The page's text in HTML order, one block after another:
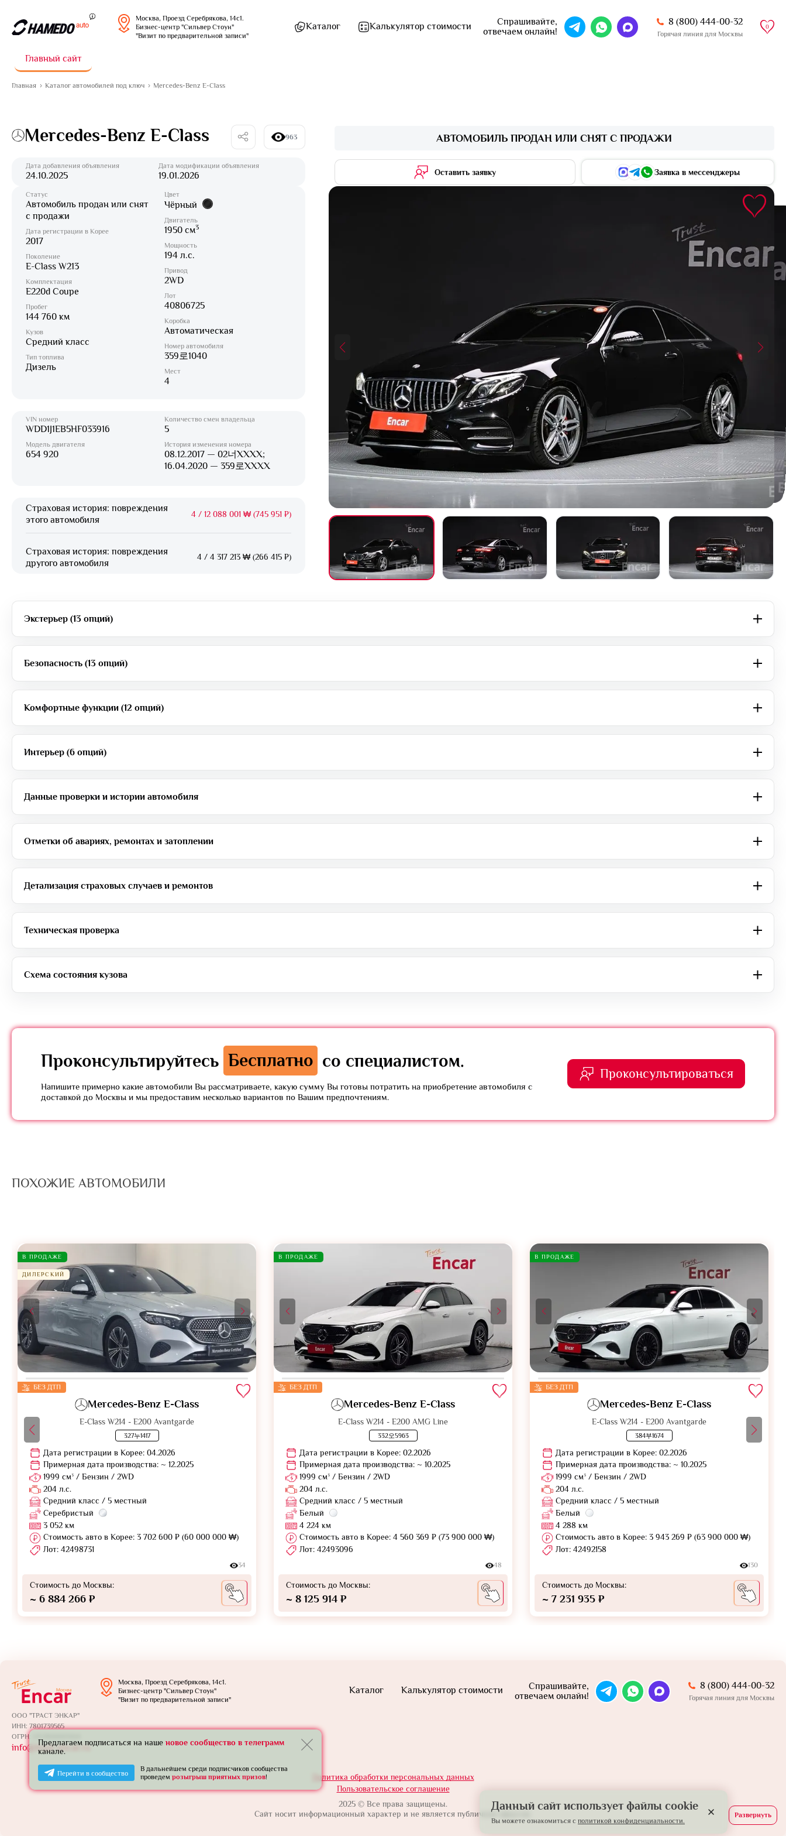
Москва, Проезд Серебрякова, 14с1.
Бизнес-центр "Сильвер Стоун"
"Визит по предварительной записи"
Каталог Калькулятор стоимости
Спрашивайте,
отвечаем онлайн!
8 (800) 444-00-32
Горячая линия для Москвы
0
Главный сайт
Главная Каталог автомобилей под ключ Mercedes-Benz E-Class
Mercedes-Benz E-Class 963
Дата добавления объявления
24.10.2025
Дата модификации объявления
19.01.2026
АВТОМОБИЛЬ ПРОДАН ИЛИ СНЯТ С ПРОДАЖИ
Оставить заявку Заявка в мессенджеры
Статус
Автомобиль продан или снят
с продажи
Дата регистрации в Корее
2017
Поколение
E-Class W213
Комплектация
E220d Coupe
Пробег
144 760 км
Кузов
Средний класс
Тип топлива
Дизель
Цвет
Чёрный
Двигатель
1950 см3
Мощность
194 л.с.
Привод
2WD
Лот
40806725
Коробка
Автоматическая
Номер автомобиля
359로1040
Мест
4
VIN номер
WDD1J1EB5HF033916
Модель двигателя
654 920
Количество смен владельца
5
История изменения номера
08.12.2017 — 02너XXXX;
16.04.2020 — 359로XXXX
Страховая история: повреждения
этого автомобиля
4 / 12 088 001 ₩ (745 951 ₽)
Страховая история: повреждения
другого автомобиля
4 / 4 317 213 ₩ (266 415 ₽)
Экстерьер (13 опций)
Безопасность (13 опций)
Комфортные функции (12 опций)
Интерьер (6 опций)
Данные проверки и истории автомобиля
Отметки об авариях, ремонтах и затоплении
Детализация страховых случаев и ремонтов
Техническая проверка
Схема состояния кузова
Проконсультируйтесь Бесплатно со специалистом.
Напишите примерно какие автомобили Вы рассматриваете, какую сумму Вы готовы потратить на приобретение автомобиля с
доставкой до Москвы и мы предоставим несколько вариантов по Вашим предпочтениям.
Проконсультироваться
ПОХОЖИЕ АВТОМОБИЛИ
В ПРОДАЖЕ
ДИЛЕРСКИЙ
БЕЗ ДТП
Mercedes-Benz E-Class
E-Class W214 - E200 Avantgarde
327누1417
Дата регистрации в Корее: 04.2026
Примерная дата производства: ~ 12.2025
1999 см³ / Бензин / 2WD
204 л.с.
Средний класс / 5 местный
Серебристый
3 052 км
Стоимость авто в Корее: 3 702 600 ₽ (60 000 000 ₩)
Лот: 42498731
34
Стоимость до Москвы:
~ 6 884 266 ₽
В ПРОДАЖЕ
БЕЗ ДТП
Mercedes-Benz E-Class
E-Class W214 - E200 AMG Line
332오5963
Дата регистрации в Корее: 02.2026
Примерная дата производства: ~ 10.2025
1999 см³ / Бензин / 2WD
204 л.с.
Средний класс / 5 местный
Белый
4 224 км
Стоимость авто в Корее: 4 560 369 ₽ (73 900 000 ₩)
Лот: 42493096
48
Стоимость до Москвы:
~ 8 125 914 ₽
В ПРОДАЖЕ
БЕЗ ДТП
Mercedes-Benz E-Class
E-Class W214 - E200 Avantgarde
384부1674
Дата регистрации в Корее: 02.2026
Примерная дата производства: ~ 10.2025
1999 см³ / Бензин / 2WD
204 л.с.
Средний класс / 5 местный
Белый
4 288 км
Стоимость авто в Корее: 3 943 269 ₽ (63 900 000 ₩)
Лот: 42492158
130
Стоимость до Москвы:
~ 7 231 935 ₽
Москва, Проезд Серебрякова, 14с1.
Бизнес-центр "Сильвер Стоун"
"Визит по предварительной записи"
Каталог Калькулятор стоимости
Спрашивайте,
отвечаем онлайн!
8 (800) 444-00-32
Горячая линия для Москвы
ООО "ТРАСТ ЭНКАР"
ИНН: 7801739565
ОГРН: 1257800005924
info@trust-encar.ru
Политика обработки персональных данных
Пользовательское соглашение
2025 © Все права защищены.
Сайт носит информационный характер и не является публичной офертой.
Данный сайт использует файлы cookie
Вы можете ознакомиться с политикой конфиденциальности.
Предлагаем подписаться на наше новое сообщество в телеграмм
канале.
Перейти в сообщество
В дальнейшем среди подписчиков сообщества
проведем розыгрыш приятных призов!
Развернуть